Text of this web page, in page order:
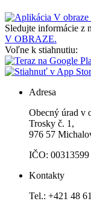
Sledujte informácie z
V OBRAZE.
Voľne k stiahnutiu:
Adresa
Obecný úrad
Trosky č. 1,
976 57
IČO: 00313599
Kontakty
Tel.: +421 48